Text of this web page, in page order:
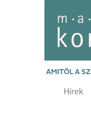
AMITŐL A
Hírek